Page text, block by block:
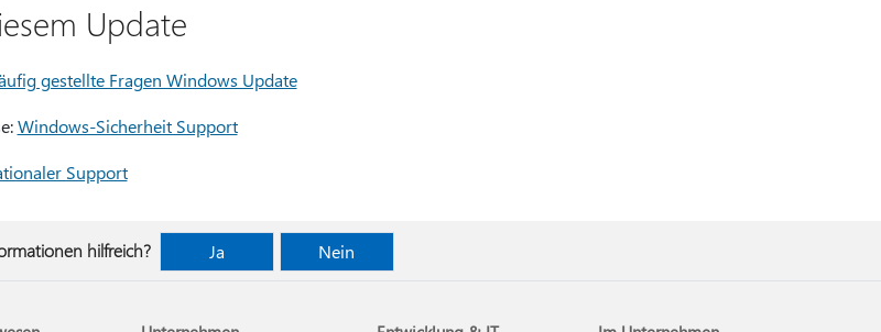
Update
gestellte Fragen Windows Update
Windows-Sicherheit Support
Support
hilfreich? Ja Nein